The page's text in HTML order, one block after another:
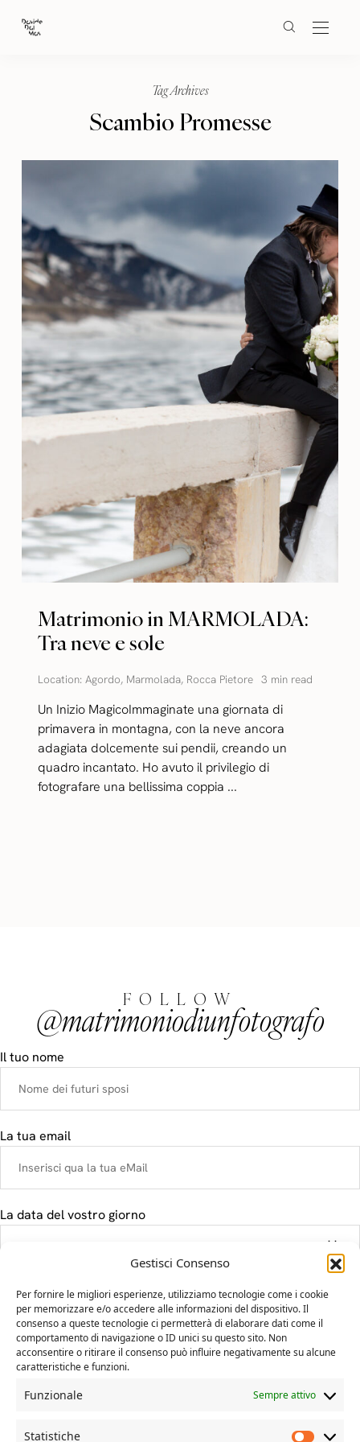
Gestisci Consenso
Per fornire le migliori esperienze, utilizziamo tecnologie come i cookie
per memorizzare e/o accedere alle informazioni del dispositivo. Il
consenso a queste tecnologie ci permetterà di elaborare dati come il
comportamento di navigazione o ID unici su questo sito. Non
acconsentire o ritirare il consenso può influire negativamente su alcune
caratteristiche e funzioni.
Funzionale Sempre attivo
Statistiche
Tag Archives
Scambio Promesse
Matrimonio in MARMOLADA:
Tra neve e sole
Location:Agordo, Marmolada, Rocca Pietore 3 min read
Un Inizio MagicoImmaginate una giornata di
primavera in montagna, con la neve ancora
adagiata dolcemente sui pendii, creando un
quadro incantato. Ho avuto il privilegio di
fotografare una bellissima coppia ...
FOLLOW
@matrimoniodiunfotografo
Il tuo nome
La tua email
La data del vostro giorno
Il tuo messaggio